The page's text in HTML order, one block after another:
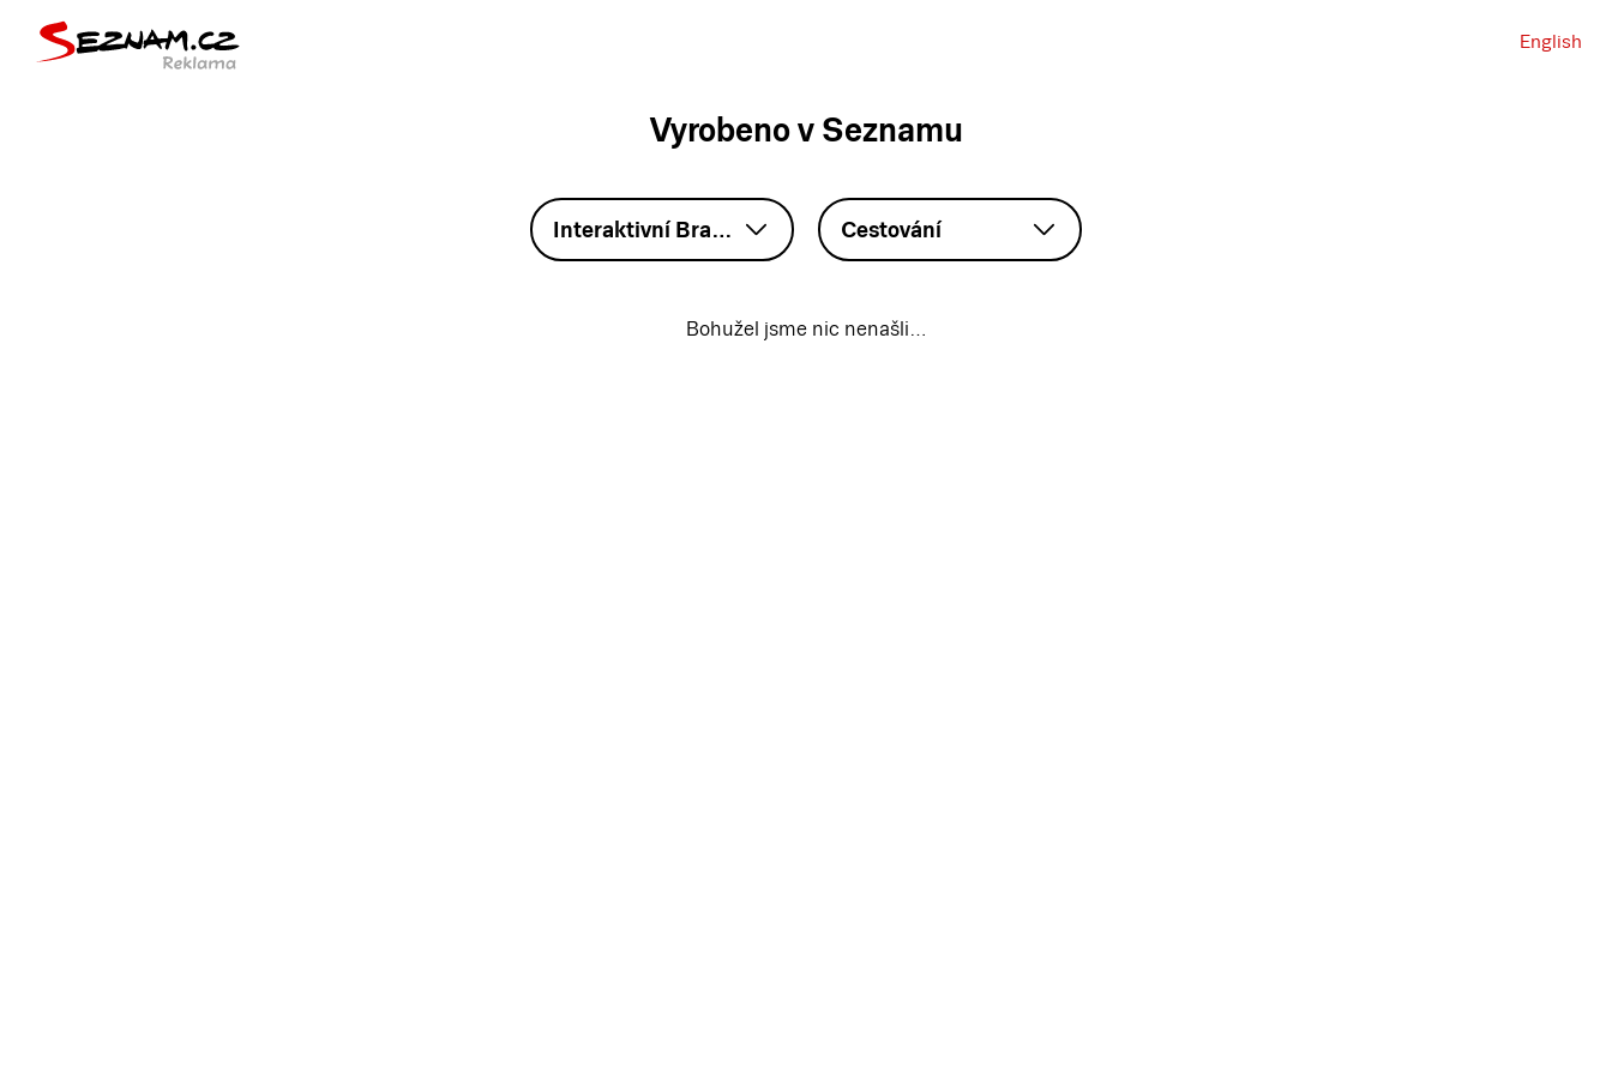
English
Vyrobeno v Seznamu
Interaktivní Branding – HTML5 Cestování
Bohužel jsme nic nenašli…